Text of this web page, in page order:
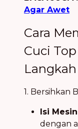
Agar Awet
Cara
Cuci
1. Bersihkan
Isi
dengan